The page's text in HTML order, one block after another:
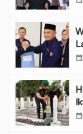
calendar_month
calendar_month